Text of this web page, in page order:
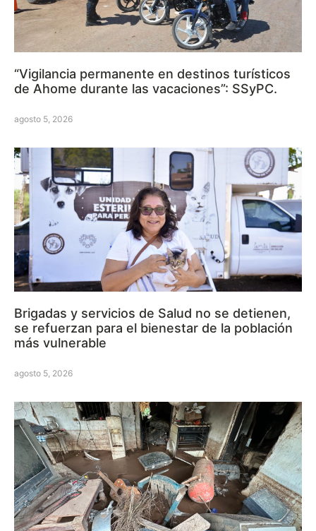
“Vigilancia permanente en destinos turísticos
de Ahome durante las vacaciones”: SSyPC.
agosto 5, 2026
Brigadas y servicios de Salud no se detienen,
se refuerzan para el bienestar de la población
más vulnerable
agosto 5, 2026